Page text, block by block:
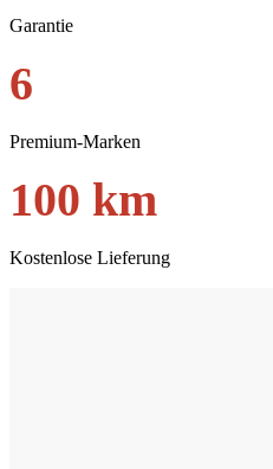
Garantie
6
Premium-Marken
100 km
Kostenlose Lieferung